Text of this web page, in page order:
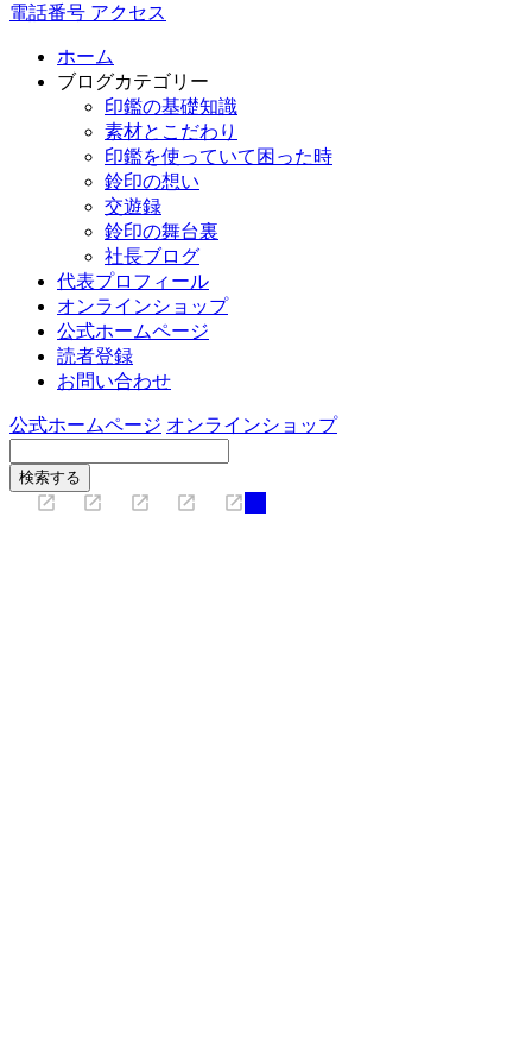
電話番号 アクセス
ホーム
ブログカテゴリー
印鑑の基礎知識
素材とこだわり
印鑑を使っていて困った時
鈴印の想い
交遊録
鈴印の舞台裏
社長ブログ
代表プロフィール
オンラインショップ
公式ホームページ
読者登録
お問い合わせ
公式ホームページ オンラインショップ